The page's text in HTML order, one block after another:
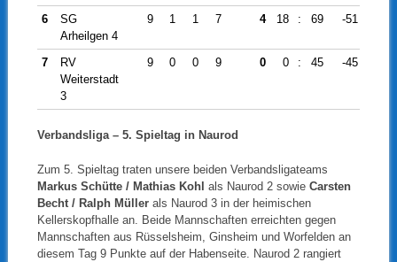
6
SG
Arheilgen 4
9 1 1 7 4 18 : 69 -51
7
RV
Weiterstadt
3
9 0 0 9 0 0 : 45 -45
Verbandsliga – 5. Spieltag in Naurod
Zum 5. Spieltag traten unsere beiden Verbandsligateams
Markus Schütte / Mathias Kohl als Naurod 2 sowie Carsten
Becht / Ralph Müllerals Naurod 3 in der heimischen
Kellerskopfhalle an. Beide Mannschaften erreichten gegen
Mannschaften aus Rüsselsheim, Ginsheim und Worfelden an
diesem Tag 9 Punkte auf der Habenseite. Naurod 2 rangiert